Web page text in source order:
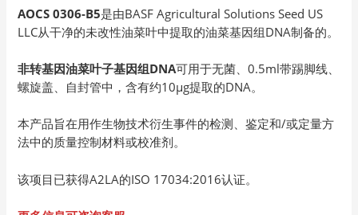
AOCS 0306-B5是由BASF Agricultural Solutions Seed US
LLC从干净的未改性油菜叶中提取的油菜基因组DNA制备的。
非转基因油菜叶子基因组DNA可用于无菌、0.5ml带踢脚线、
螺旋盖、自封管中，含有约10µg提取的DNA。
本产品旨在用作生物技术衍生事件的检测、鉴定和/或定量方
法中的质量控制材料或校准剂。
该项目已获得A2LA的ISO 17034:2016认证。